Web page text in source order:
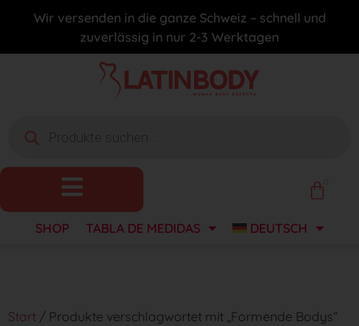
Wir versenden in die ganze Schweiz – schnell und
zuverlässig in nur 2-3 Werktagen
SHOP TABLA DE MEDIDAS DEUTSCH
Start / Produkte verschlagwortet mit „Formende Bodys“